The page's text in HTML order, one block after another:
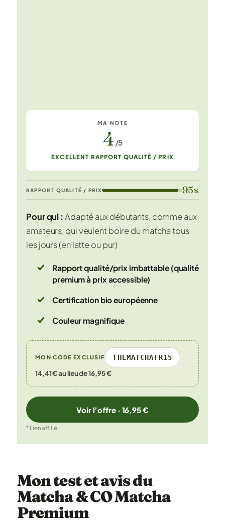
MA NOTE
4 /5
EXCELLENT RAPPORT QUALITÉ / PRIX
RAPPORT QUALITÉ / PRIX 95%
Pour qui :Adapté aux débutants, comme aux
amateurs, qui veulent boire du matcha tous
les jours (en latte ou pur)
Rapport qualité/prix imbattable (qualité
premium à prix accessible)
Certification bio européenne
Couleur magnifique
MON CODE EXCLUSIF THEMATCHAFR15
14,41 € au lieu de 16,95 €
Voir l’offre · 16,95 €
* Lien affilié
Mon test et avis du
Matcha & CO Matcha
Premium